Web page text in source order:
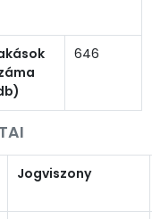
646
Jogviszony